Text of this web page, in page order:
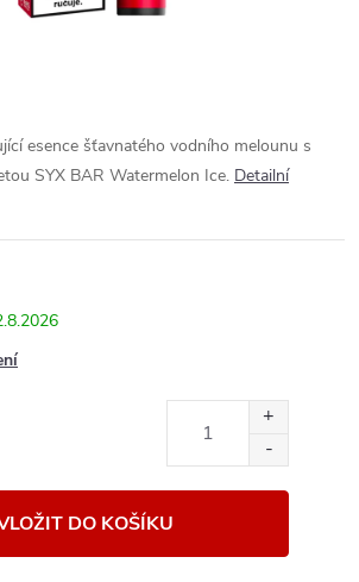
esence šťavnatého vodního melounu s
SYX BAR Watermelon Ice. Detailní
DO KOŠÍKU